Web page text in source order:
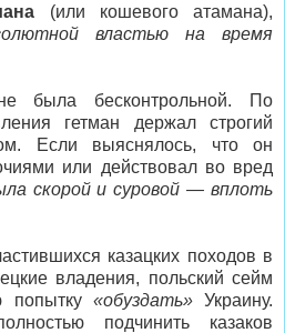
(или кошевого атамана),
властью на время
была бесконтрольной. По
гетман держал строгий
Если выяснялось, что он
или действовал во вред
скорой и суровой — вплоть
казацких походов в
владения, польский сейм
попытку «обуздать»Украину.
подчинить казаков